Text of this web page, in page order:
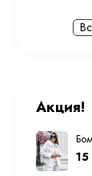
Акция!